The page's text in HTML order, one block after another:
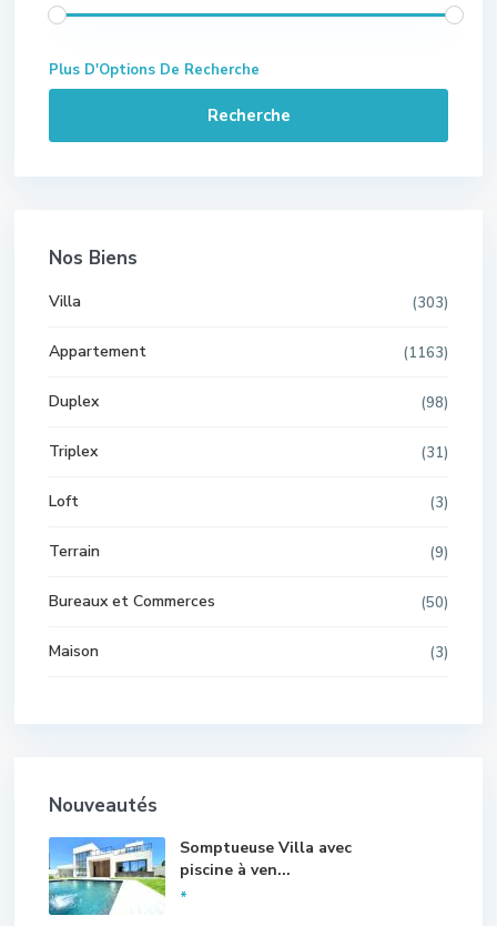
Plus D'Options De Recherche
Recherche
Nos Biens
Villa (303)
Appartement (1163)
Duplex (98)
Triplex (31)
Loft (3)
Terrain (9)
Bureaux et Commerces (50)
Maison (3)
Nouveautés
Somptueuse Villa avec
piscine à ven...
*